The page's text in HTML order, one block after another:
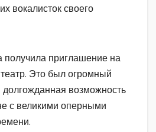
вокалисток своего
получила приглашение на
Это был огромный
возможность
с великими оперными